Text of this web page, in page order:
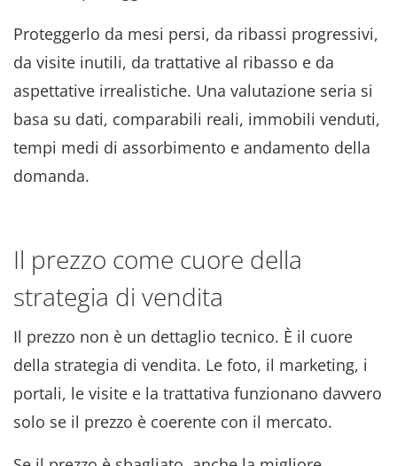
Proteggerlo da mesi persi, da ribassi progressivi,
da visite inutili, da trattative al ribasso e da
aspettative irrealistiche. Una valutazione seria si
basa su dati, comparabili reali, immobili venduti,
tempi medi di assorbimento e andamento della
domanda.
Il prezzo come cuore della
strategia di vendita
Il prezzo non è un dettaglio tecnico. È il cuore
della strategia di vendita. Le foto, il marketing, i
portali, le visite e la trattativa funzionano davvero
solo se il prezzo è coerente con il mercato.